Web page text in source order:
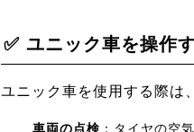
✅ ユニック車を操作
ユニック車を使用する際は
車両の点検 ：タイヤの空